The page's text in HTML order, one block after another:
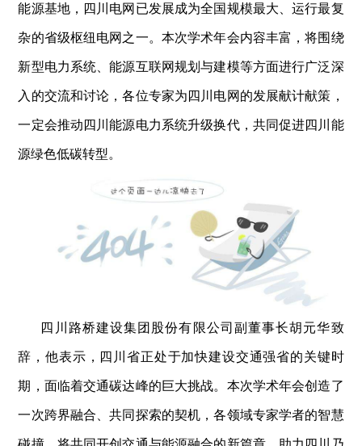
能源基地，四川电网已发展成为全国规模最大、运行最复
杂的省级枢纽电网之一。本次学术年会内容丰富，将围绕
新型电力系统、能源互联网规划与建模等方面进行广泛深
入的交流和讨论，各位专家为四川电网的发展献计献策，
一定会推动四川能源电力系统升级换代，共同促进四川能
源绿色低碳转型。
四川路桥建设集团股份有限公司副董事长胡元华致
辞，他表示，四川省正处于加快建设交通强省的关键时
期，面临着交通碳达峰的巨大挑战。本次学术年会创造了
一次跨界融合、共同探索的契机，各领域专家学者的智慧